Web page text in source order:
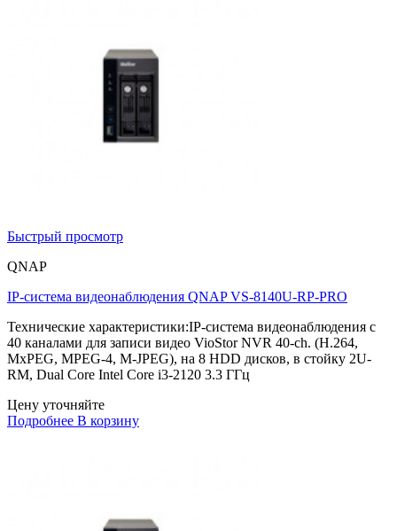
Быстрый просмотр
QNAP
IP-система видеонаблюдения QNAP VS-8140U-RP-PRO
Технические характеристики:IP-система видеонаблюдения с
40 каналами для записи видео VioStor NVR 40-ch. (H.264,
MxPEG, MPEG-4, M-JPEG), на 8 HDD дисков, в стойку 2U-
RM, Dual Core Intel Core i3-2120 3.3 ГГц
Цену уточняйте
Подробнее В корзину